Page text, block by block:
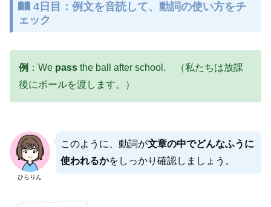
4日目：例文を音読して、動詞の使い方をチ
ェック
例 ：We pass the ball after school. （私たちは放課
後にボールを渡します。）
ひらりん
このように、動詞が文章の中でどんなふうに
使われるかをしっかり確認しましょう。